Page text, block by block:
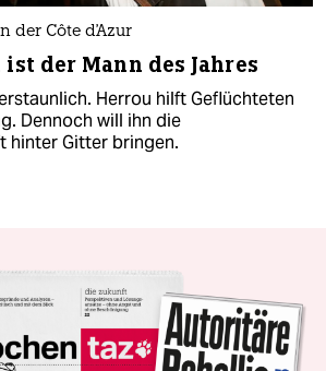
der Côte d'Azur
der Mann des Jahres
Herrou hilft Geflüchteten
Dennoch will ihn die
hinter Gitter bringen.